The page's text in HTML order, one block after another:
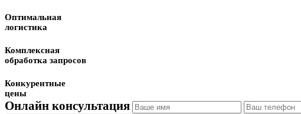
Оптимальная
логистика
Комплексная
обработка запросов
Конкурентные
цены
Онлайн консультация